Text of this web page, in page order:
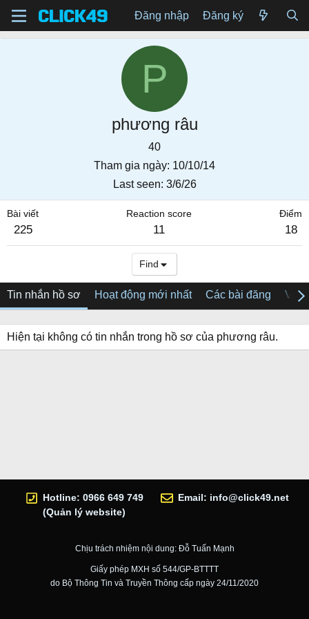
Đăng nhập Đăng ký
P
phương râu
40
Tham gia ngày 10/10/14
Last seen 3/6/26
Bài viết
225
Reaction score
11
Điểm
18
Find
Tin nhắn hồ sơ Hoạt động mới nhất Các bài đăng Về
Hiện tại không có tin nhắn trong hồ sơ của phương râu.
Hotline: 0966 649 749
(Quản lý website)
Email: info@click49.net
Chịu trách nhiệm nội dung: Đỗ Tuấn Mạnh
Giấy phép MXH số 544/GP-BTTTT
do Bộ Thông Tin và Truyền Thông cấp ngày 24/11/2020